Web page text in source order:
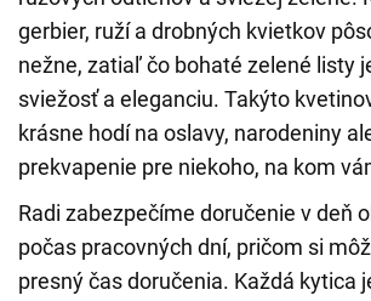
gerbier, ruží a drobných kvietkov
nežne, zatiaľ čo bohaté zelené listy
sviežosť a eleganciu. Takýto
krásne hodí na oslavy, narodeniny
prekvapenie pre niekoho, na kom
Radi zabezpečíme doručenie v deň
počas pracovných dní, pričom si
presný čas doručenia. Každá kytica